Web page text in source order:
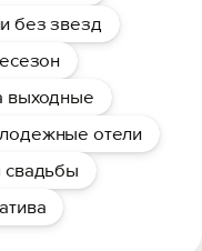
без звезд
выходные
отели
свадьбы